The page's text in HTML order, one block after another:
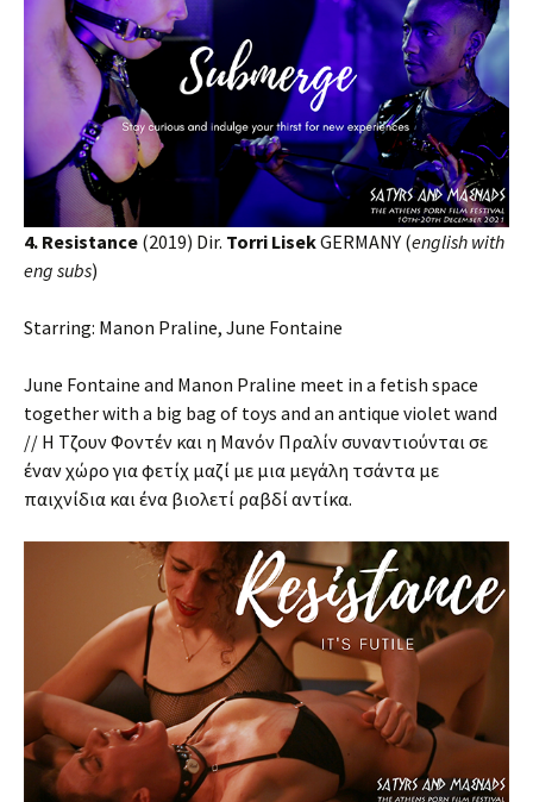
4. Resistance (2019) Dir. Torri LisekGERMANY (english with
eng subs)
Starring: Manon Praline, June Fontaine
June Fontaine and Manon Praline meet in a fetish space
together with a big bag of toys and an antique violet wand
// Η Τζουν Φοντέν και η Μανόν Πραλίν συναντιούνται σε
έναν χώρο για φετίχ μαζί με μια μεγάλη τσάντα με
παιχνίδια και ένα βιολετί ραβδί αντίκα.